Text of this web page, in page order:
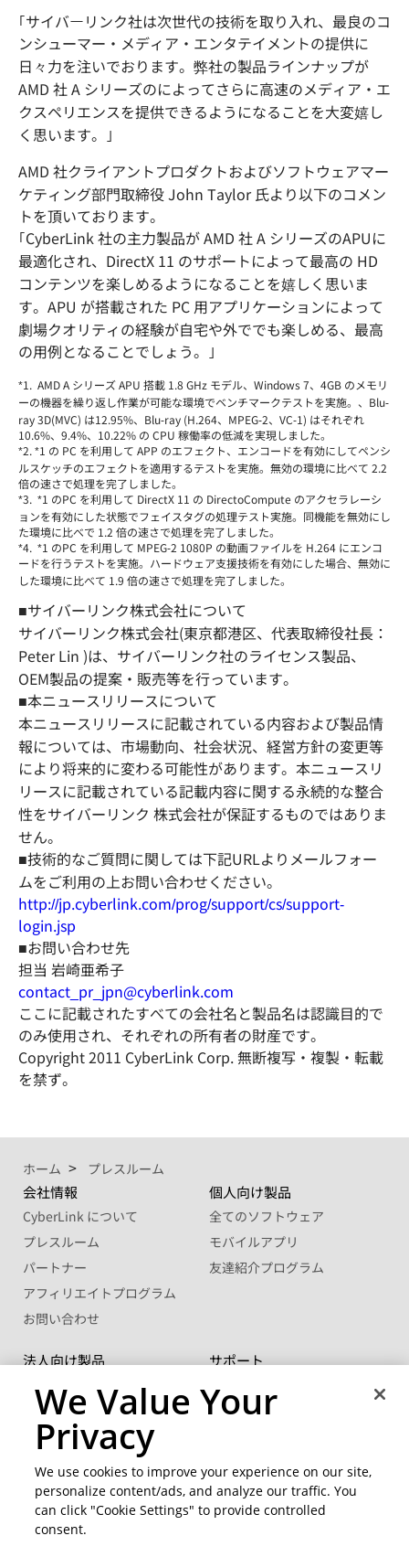
｢サイバーリンク社は次世代の技術を取り入れ、最良のコ
ンシューマー・メディア・エンタテイメントの提供に
日々力を注いでおります。弊社の製品ラインナップが
AMD 社 A シリーズのによってさらに高速のメディア・エ
クスペリエンスを提供できるようになることを大変嬉し
く思います。｣
AMD 社クライアントプロダクトおよびソフトウェアマー
ケティング部門取締役 John Taylor 氏より以下のコメン
トを頂いております。
｢CyberLink 社の主力製品が AMD 社 A シリーズのAPUに
最適化され、DirectX 11 のサポートによって最高の HD
コンテンツを楽しめるようになることを嬉しく思いま
す。APU が搭載された PC 用アプリケーションによって
劇場クオリティの経験が自宅や外ででも楽しめる、最高
の用例となることでしょう。｣
*1. AMD A シリーズ APU 搭載 1.8 GHz モデル、Windows 7、4GB のメモリ
ーの機器を繰り返し作業が可能な環境でベンチマークテストを実施。、Blu-
ray 3D(MVC) は12.95%、Blu-ray (H.264、MPEG-2、VC-1) はそれぞれ
10.6%、9.4%、10.22% の CPU 稼働率の低減を実現しました。
*2. *1 の PC を利用して APP のエフェクト、エンコードを有効にしてペンシ
ルスケッチのエフェクトを適用するテストを実施。無効の環境に比べて 2.2
倍の速さで処理を完了しました。
*3. *1 のPC を利用して DirectX 11 の DirectoCompute のアクセラレーシ
ョンを有効にした状態でフェイスタグの処理テスト実施。同機能を無効にし
た環境に比べで 1.2 倍の速さで処理を完了しました。
*4. *1 のPC を利用して MPEG-2 1080P の動画ファイルを H.264 にエンコ
ードを行うテストを実施。ハードウェア支援技術を有効にした場合、無効に
した環境に比べて 1.9 倍の速さで処理を完了しました。
■サイバーリンク株式会社について
サイバーリンク株式会社(東京都港区、代表取締役社長：
Peter Lin )は、サイバーリンク社のライセンス製品、
OEM製品の提案・販売等を行っています。
■本ニュースリリースについて
本ニュースリリースに記載されている内容および製品情
報については、市場動向、社会状況、経営方針の変更等
により将来的に変わる可能性があります。本ニュースリ
リースに記載されている記載内容に関する永続的な整合
性をサイバーリンク 株式会社が保証するものではありま
せん。
■技術的なご質問に関しては下記URLよりメールフォー
ムをご利用の上お問い合わせください。
http://jp.cyberlink.com/prog/support/cs/support-
login.jsp
■お問い合わせ先
担当 岩崎亜希子
contact_pr_jpn@cyberlink.com
ここに記載されたすべての会社名と製品名は認識目的で
のみ使用され、それぞれの所有者の財産です。
Copyright 2011 CyberLink Corp. 無断複写・複製・転載
を禁ず。
ホーム プレスルーム
会社情報
CyberLink について
プレスルーム
パートナー
アフィリエイトプログラム
お問い合わせ
個人向け製品
全てのソフトウェア
モバイルアプリ
友達紹介プログラム
法人向け製品
ボリュームライセンス
学生・教職員向け優待販売
サポート
ソフトウェアアップデート
コミュニティー
CyberLink メンバーサイト
ブログ
地域を変更
We Value Your
Privacy
We use cookies to improve your experience on our site,
personalize content/ads, and analyze our traffic. You
can click "Cookie Settings" to provide controlled
consent.